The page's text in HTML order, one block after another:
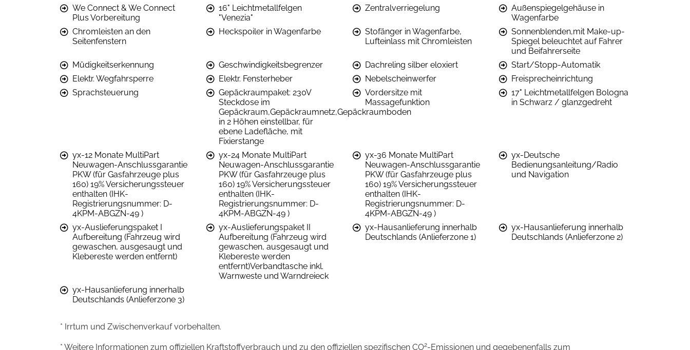
We Connect & We Connect
Plus Vorbereitung
16" Leichtmetallfelgen
"Venezia"
Zentralverriegelung
Außenspiegelgehäuse in
Wagenfarbe
Chromleisten an den
Seitenfenstern
Heckspoiler in Wagenfarbe
Stofänger in Wagenfarbe,
Lufteinlass mit Chromleisten
Sonnenblenden,mit Make-up-
Spiegel beleuchtet auf Fahrer
und Beifahrerseite
Müdigkeitserkennung
Geschwindigkeitsbegrenzer Dachreling silber eloxiert
Start/Stopp-Automatik
Elektr. Wegfahrsperre
Elektr. Fensterheber Nebelscheinwerfer
Freisprecheinrichtung
Sprachsteuerung
Gepäckraumpaket: 230V
Steckdose im
Gepäckraum,Gepäckraumnetz,Gepäckraumboden
in 2 Höhen einstellbar, für
ebene Ladefläche, mit
Fixierstange
Vordersitze mit
Massagefunktion
17" Leichtmetallfelgen Bologna
in Schwarz / glanzgedreht
yx-12 Monate MultiPart
Neuwagen-Anschlussgarantie
PKW (für Gasfahrzeuge plus
160) 19% Versicherungssteuer
enthalten (IHK-
Registrierungsnummer: D-
4KPM-ABGZN-49 )
yx-24 Monate MultiPart
Neuwagen-Anschlussgarantie
PKW (für Gasfahrzeuge plus
160) 19% Versicherungssteuer
enthalten (IHK-
Registrierungsnummer: D-
4KPM-ABGZN-49 )
yx-36 Monate MultiPart
Neuwagen-Anschlussgarantie
PKW (für Gasfahrzeuge plus
160) 19% Versicherungssteuer
enthalten (IHK-
Registrierungsnummer: D-
4KPM-ABGZN-49 )
yx-Deutsche
Bedienungsanleitung/Radio
und Navigation
yx-Auslieferungspaket I
Aufbereitung (Fahrzeug wird
gewaschen, ausgesaugt und
Klebereste werden entfernt)
yx-Auslieferungspaket II
Aufbereitung (Fahrzeug wird
gewaschen, ausgesaugt und
Klebereste werden
entfernt)Verbandtasche inkl.
Warnweste und Warndreieck
yx-Hausanlieferung innerhalb
Deutschlands (Anlieferzone 1)
yx-Hausanlieferung innerhalb
Deutschlands (Anlieferzone 2)
yx-Hausanlieferung innerhalb
Deutschlands (Anlieferzone 3)
* Irrtum und Zwischenverkauf vorbehalten.
* Weitere Informationen zum offiziellen Kraftstoffverbrauch und zu den offiziellen spezifischen CO2-Emissionen und gegebenenfalls zum